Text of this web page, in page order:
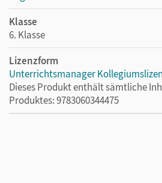
Klasse
6. Klasse
Lizenzform
Unterrichtsmanager
Dieses Produkt enthält sämtliche
Produktes: 9783060344475